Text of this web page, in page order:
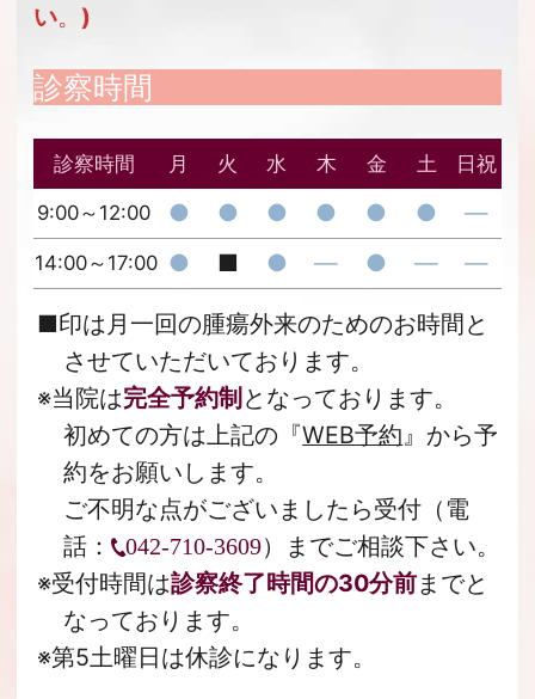
い。 )
診察時間
診察時間 月 火 水 木 金 土 日祝
9:00～12:00 ● ● ● ● ● ● ―
14:00～17:00 ● ■ ● ― ● ― ―
■印は月一回の腫瘍外来のためのお時間と
させていただいております。
※当院は完全予約制 となっております。
初めての方は上記の『WEB予約 』から予
約をお願いします。
ご不明な点がございましたら受付（電
話： 042-710-3609）までご相談下さい。
※受付時間は診察終了時間の30分前までと
なっております。
※第5土曜日は休診になります。